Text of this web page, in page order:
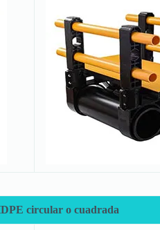
circular o cuadrada